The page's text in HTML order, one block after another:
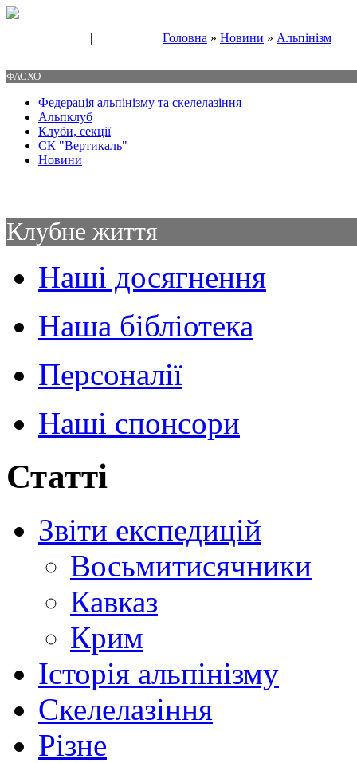
| Головна » Новини » Альпінізм
ФАСХО
Федерація альпінізму та скелелазіння
Альпклуб
Клуби, секції
СК "Вертикаль"
Новини
Клубне життя
Наші досягнення
Наша бібліотека
Персоналії
Наші спонсори
Статті
Звіти експедицій
Восьмитисячники
Кавказ
Крим
Історія альпінізму
Скелелазіння
Різне